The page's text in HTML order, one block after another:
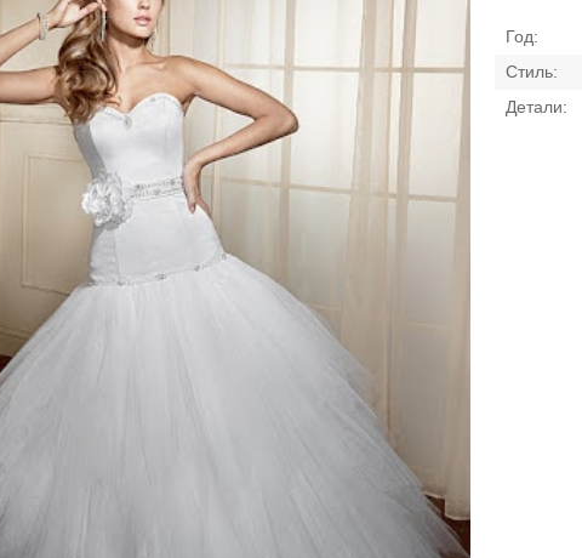
Свадебные платья
свадебный салон —
Отзывы(0)
15 платьев